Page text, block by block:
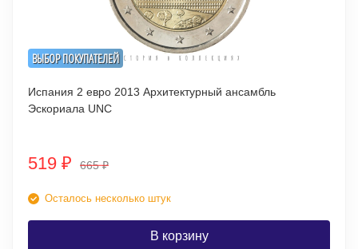
ВЫБОР ПОКУПАТЕЛЕЙ
Испания 2 евро 2013 Архитектурный ансамбль
Эскориала UNC
519 ₽ 665₽
Осталось несколько штук
В корзину